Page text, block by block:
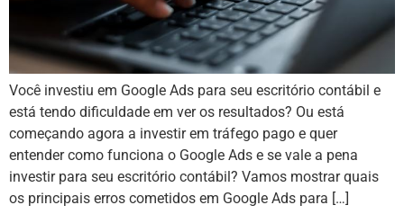
Você investiu em Google Ads para seu escritório contábil e
está tendo dificuldade em ver os resultados? Ou está
começando agora a investir em tráfego pago e quer
entender como funciona o Google Ads e se vale a pena
investir para seu escritório contábil? Vamos mostrar quais
os principais erros cometidos em Google Ads para […]